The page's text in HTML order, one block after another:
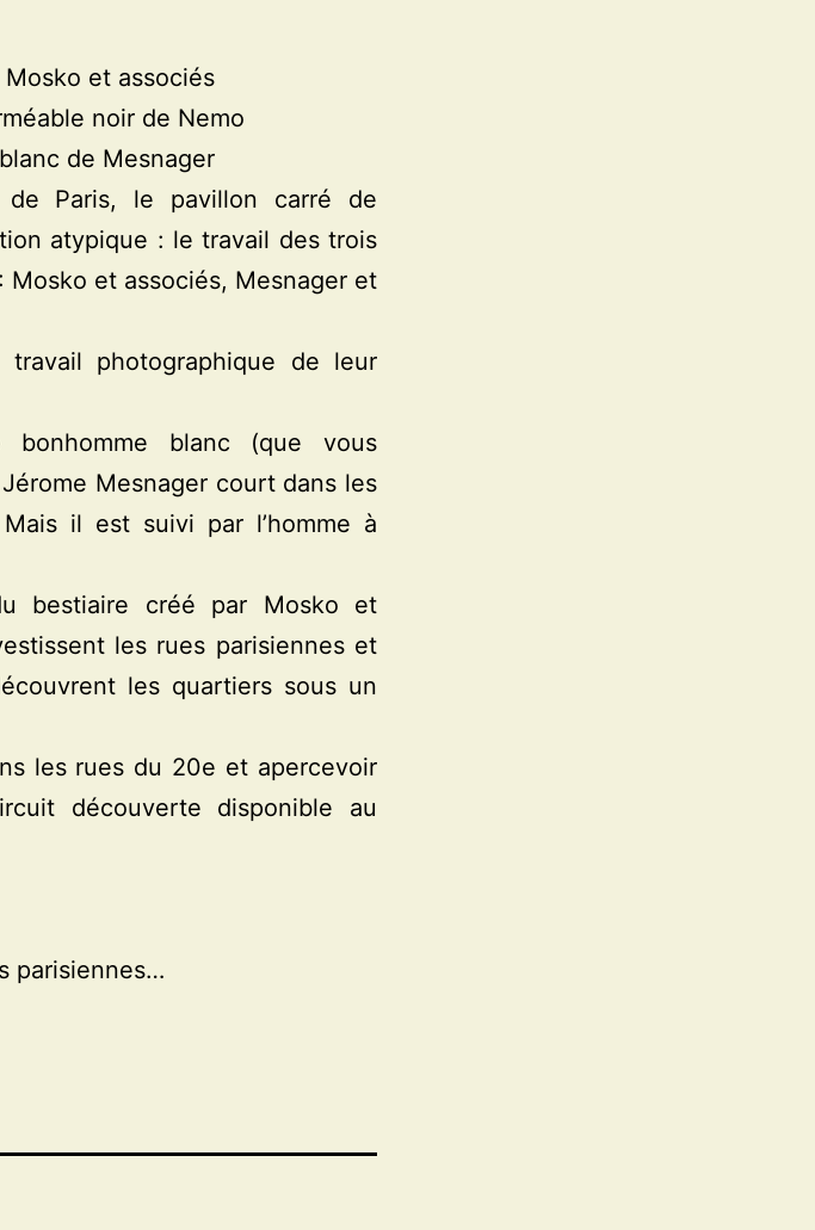
et associés
noir de Nemo
de Mesnager
de Paris, le pavillon carré de
atypique : le travail des trois
Mosko et associés, Mesnager et
travail photographique de leur
blanc (que vous
Mesnager court dans les
il est suivi par l’homme à
bestiaire créé par Mosko et
les rues parisiennes et
les quartiers sous un
les rues du 20e et apercevoir
découverte disponible au
parisiennes…